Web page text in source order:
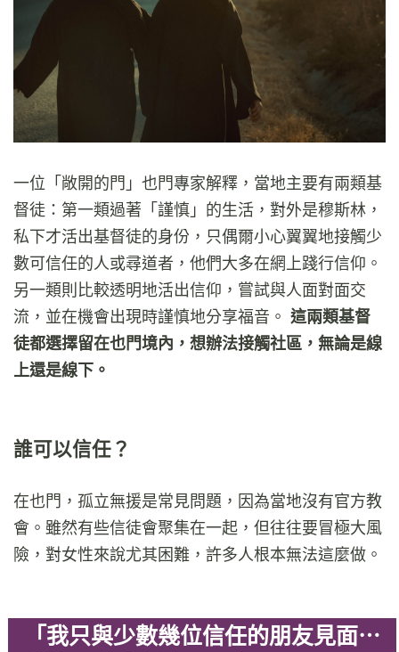
一位「敞開的門」也門專家解釋，當地主要有兩類基
督徒：第一類過著「謹慎」的生活，對外是穆斯林，
私下才活出基督徒的身份，只偶爾小心翼翼地接觸少
數可信任的人或尋道者，他們大多在網上踐行信仰。
另一類則比較透明地活出信仰，嘗試與人面對面交
流，並在機會出現時謹慎地分享福音。 這兩類基督
徒都選擇留在也門境內，想辦法接觸社區，無論是線
上還是線下。
誰可以信任？
在也門，孤立無援是常見問題，因為當地沒有官方教
會。雖然有些信徒會聚集在一起，但往往要冒極大風
險，對女性來說尤其困難，許多人根本無法這麼做。
「我只與少數幾位信任的朋友見面⋯